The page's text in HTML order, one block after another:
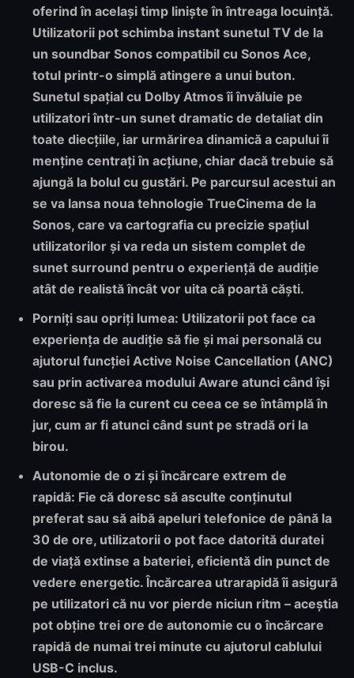
oferind în același timp liniște în întreaga locuință.
Utilizatorii pot schimba instant sunetul TV de la
un soundbar Sonos compatibil cu Sonos Ace,
totul printr-o simplă atingere a unui buton.
Sunetul spațial cu Dolby Atmos îi învăluie pe
utilizatori într-un sunet dramatic de detaliat din
toate diecțiile, iar urmărirea dinamică a capului îi
menține centrați în acțiune, chiar dacă trebuie să
ajungă la bolul cu gustări. Pe parcursul acestui an
se va lansa noua tehnologie TrueCinema de la
Sonos, care va cartografia cu precizie spațiul
utilizatorilor și va reda un sistem complet de
sunet surround pentru o experiență de audiție
atât de realistă încât vor uita că poartă căști.
Porniți sau opriți lumea: Utilizatorii pot face ca
experiența de audiție să fie și mai personală cu
ajutorul funcției Active Noise Cancellation (ANC)
sau prin activarea modului Aware atunci când își
doresc să fie la curent cu ceea ce se întâmplă în
jur, cum ar fi atunci când sunt pe stradă ori la
birou.
Autonomie de o zi și încărcare extrem de
rapidă: Fie că doresc să asculte conținutul
preferat sau să aibă apeluri telefonice de până la
30 de ore, utilizatorii o pot face datorită duratei
de viață extinse a bateriei, eficientă din punct de
vedere energetic. Încărcarea utrarapidă îi asigură
pe utilizatori că nu vor pierde niciun ritm – aceștia
pot obține trei ore de autonomie cu o încărcare
rapidă de numai trei minute cu ajutorul cablului
USB-C inclus.